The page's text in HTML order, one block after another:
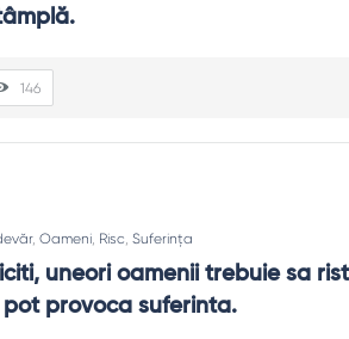
146
,Oameni, Risc,Suferința
uneori oamenii trebuie sa
provoca suferinta.